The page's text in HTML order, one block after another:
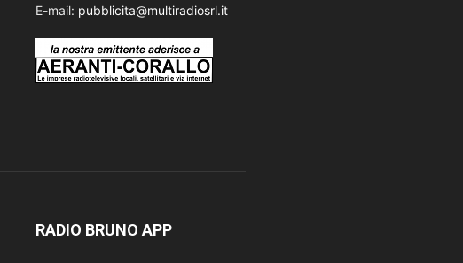
E-mail: pubblicita@multiradiosrl.it
RADIO BRUNO APP